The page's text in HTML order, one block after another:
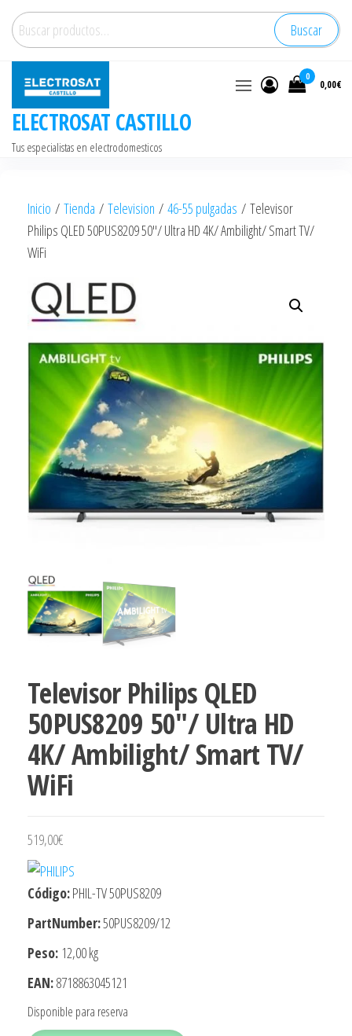
Saltar
contenido
Buscar
por:
Buscar
ELECTROSAT CASTILLO
Tus especialistas en electrodomesticos
0
0,00€
Inicio / Tienda / Television / 46-55 pulgadas / Televisor
Philips QLED 50PUS8209 50″/ Ultra HD 4K/ Ambilight/ Smart TV/
WiFi
Televisor Philips QLED
50PUS8209 50″/ Ultra HD
4K/ Ambilight/ Smart TV/
WiFi
519,00€
Código:PHIL-TV 50PUS8209
PartNumber:50PUS8209/12
Peso: 12,00 kg
EAN:8718863045121
Disponible para reserva